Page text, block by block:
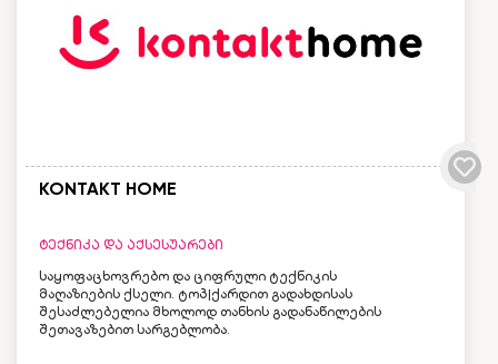
KONTAKT HOME
ტექნიკა და აქსესუარები
საყოფაცხოვრებო და ციფრული ტექნიკის
მაღაზიების ქსელი. ტოპ|ქარდით გადახდისას
შესაძლებელია მხოლოდ თანხის გადანაწილების
შეთავაზებით სარგებლობა.